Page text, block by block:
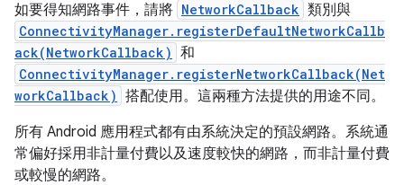
如要得知網路事件，請將 NetworkCallback 類別與
ConnectivityManager.registerDefaultNetworkCallb
ack(NetworkCallback) 和
ConnectivityManager.registerNetworkCallback(Net
workCallback) 搭配使用。這兩種方法提供的用途不同。
所有 Android 應用程式都有由系統決定的預設網路。系統通
常偏好採用非計量付費以及速度較快的網路，而非計量付費
或較慢的網路。